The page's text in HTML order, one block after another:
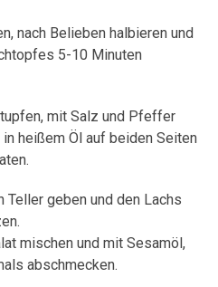
nach Belieben halbieren und
5-10 Minuten
mit Salz und Pfeffer
heißem Öl auf beiden Seiten
Teller geben und den Lachs
mischen und mit Sesamöl,
abschmecken.